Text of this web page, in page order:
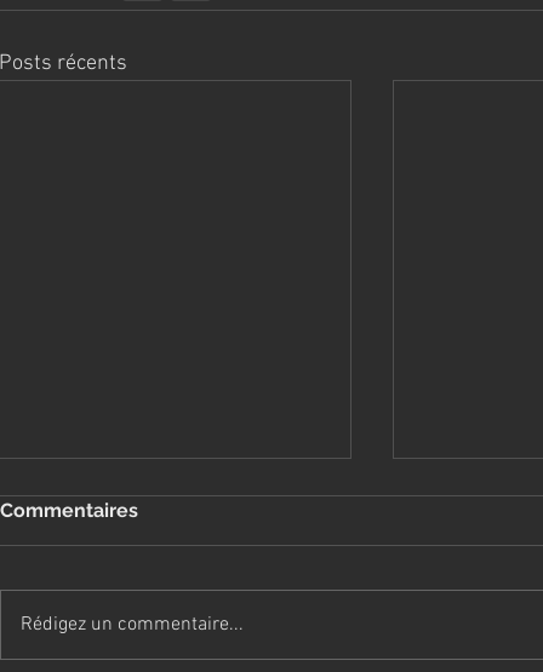
Posts récents
Commentaires
Rédigez un commentaire...